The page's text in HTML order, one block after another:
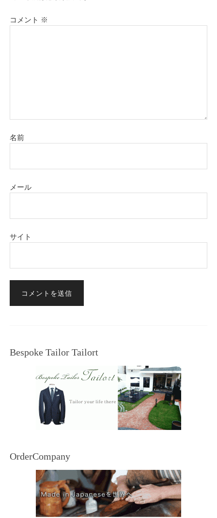
コメント ※
名前
メール
サイト
Bespoke Tailor Tailort
OrderCompany